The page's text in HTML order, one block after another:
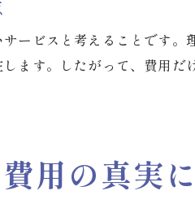
多面的サポートを活
トラブル回避に役立
失敗例から学ぶ弁護
ービスと考えることです
ます。したがって、費用
用の真実